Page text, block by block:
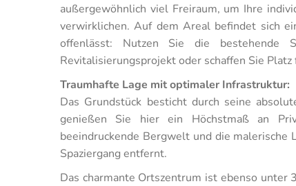
außergewöhnlich viel Freiraum, um Ihre
verwirklichen. Auf dem Areal befindet sich
offenlässt: Nutzen Sie die bestehende
Revitalisierungsprojekt oder schaffen Sie
Traumhafte Lage mit optimaler Infrastruktur:
Das Grundstück besticht durch seine
genießen Sie hier ein Höchstmaß an
beeindruckende Bergwelt und die malerische
Spaziergang entfernt.
Das charmante Ortszentrum ist ebenso unter